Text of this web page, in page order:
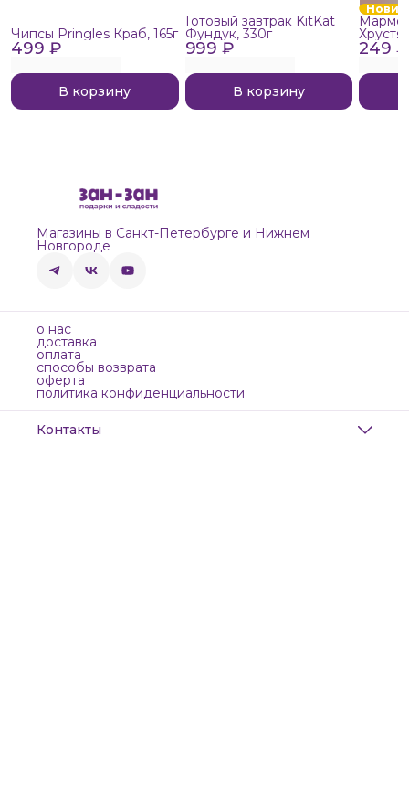
499 ₽
Чипсы Pringles Краб, 165г
В корзину
999 ₽
Готовый завтрак KitKat
Фундук, 330г
В корзину
249 ₽
Магазины в Санкт-Петербурге и Нижнем
Новгороде
о нас
доставка
оплата
способы возврата
оферта
политика конфиденциальности
Контакты